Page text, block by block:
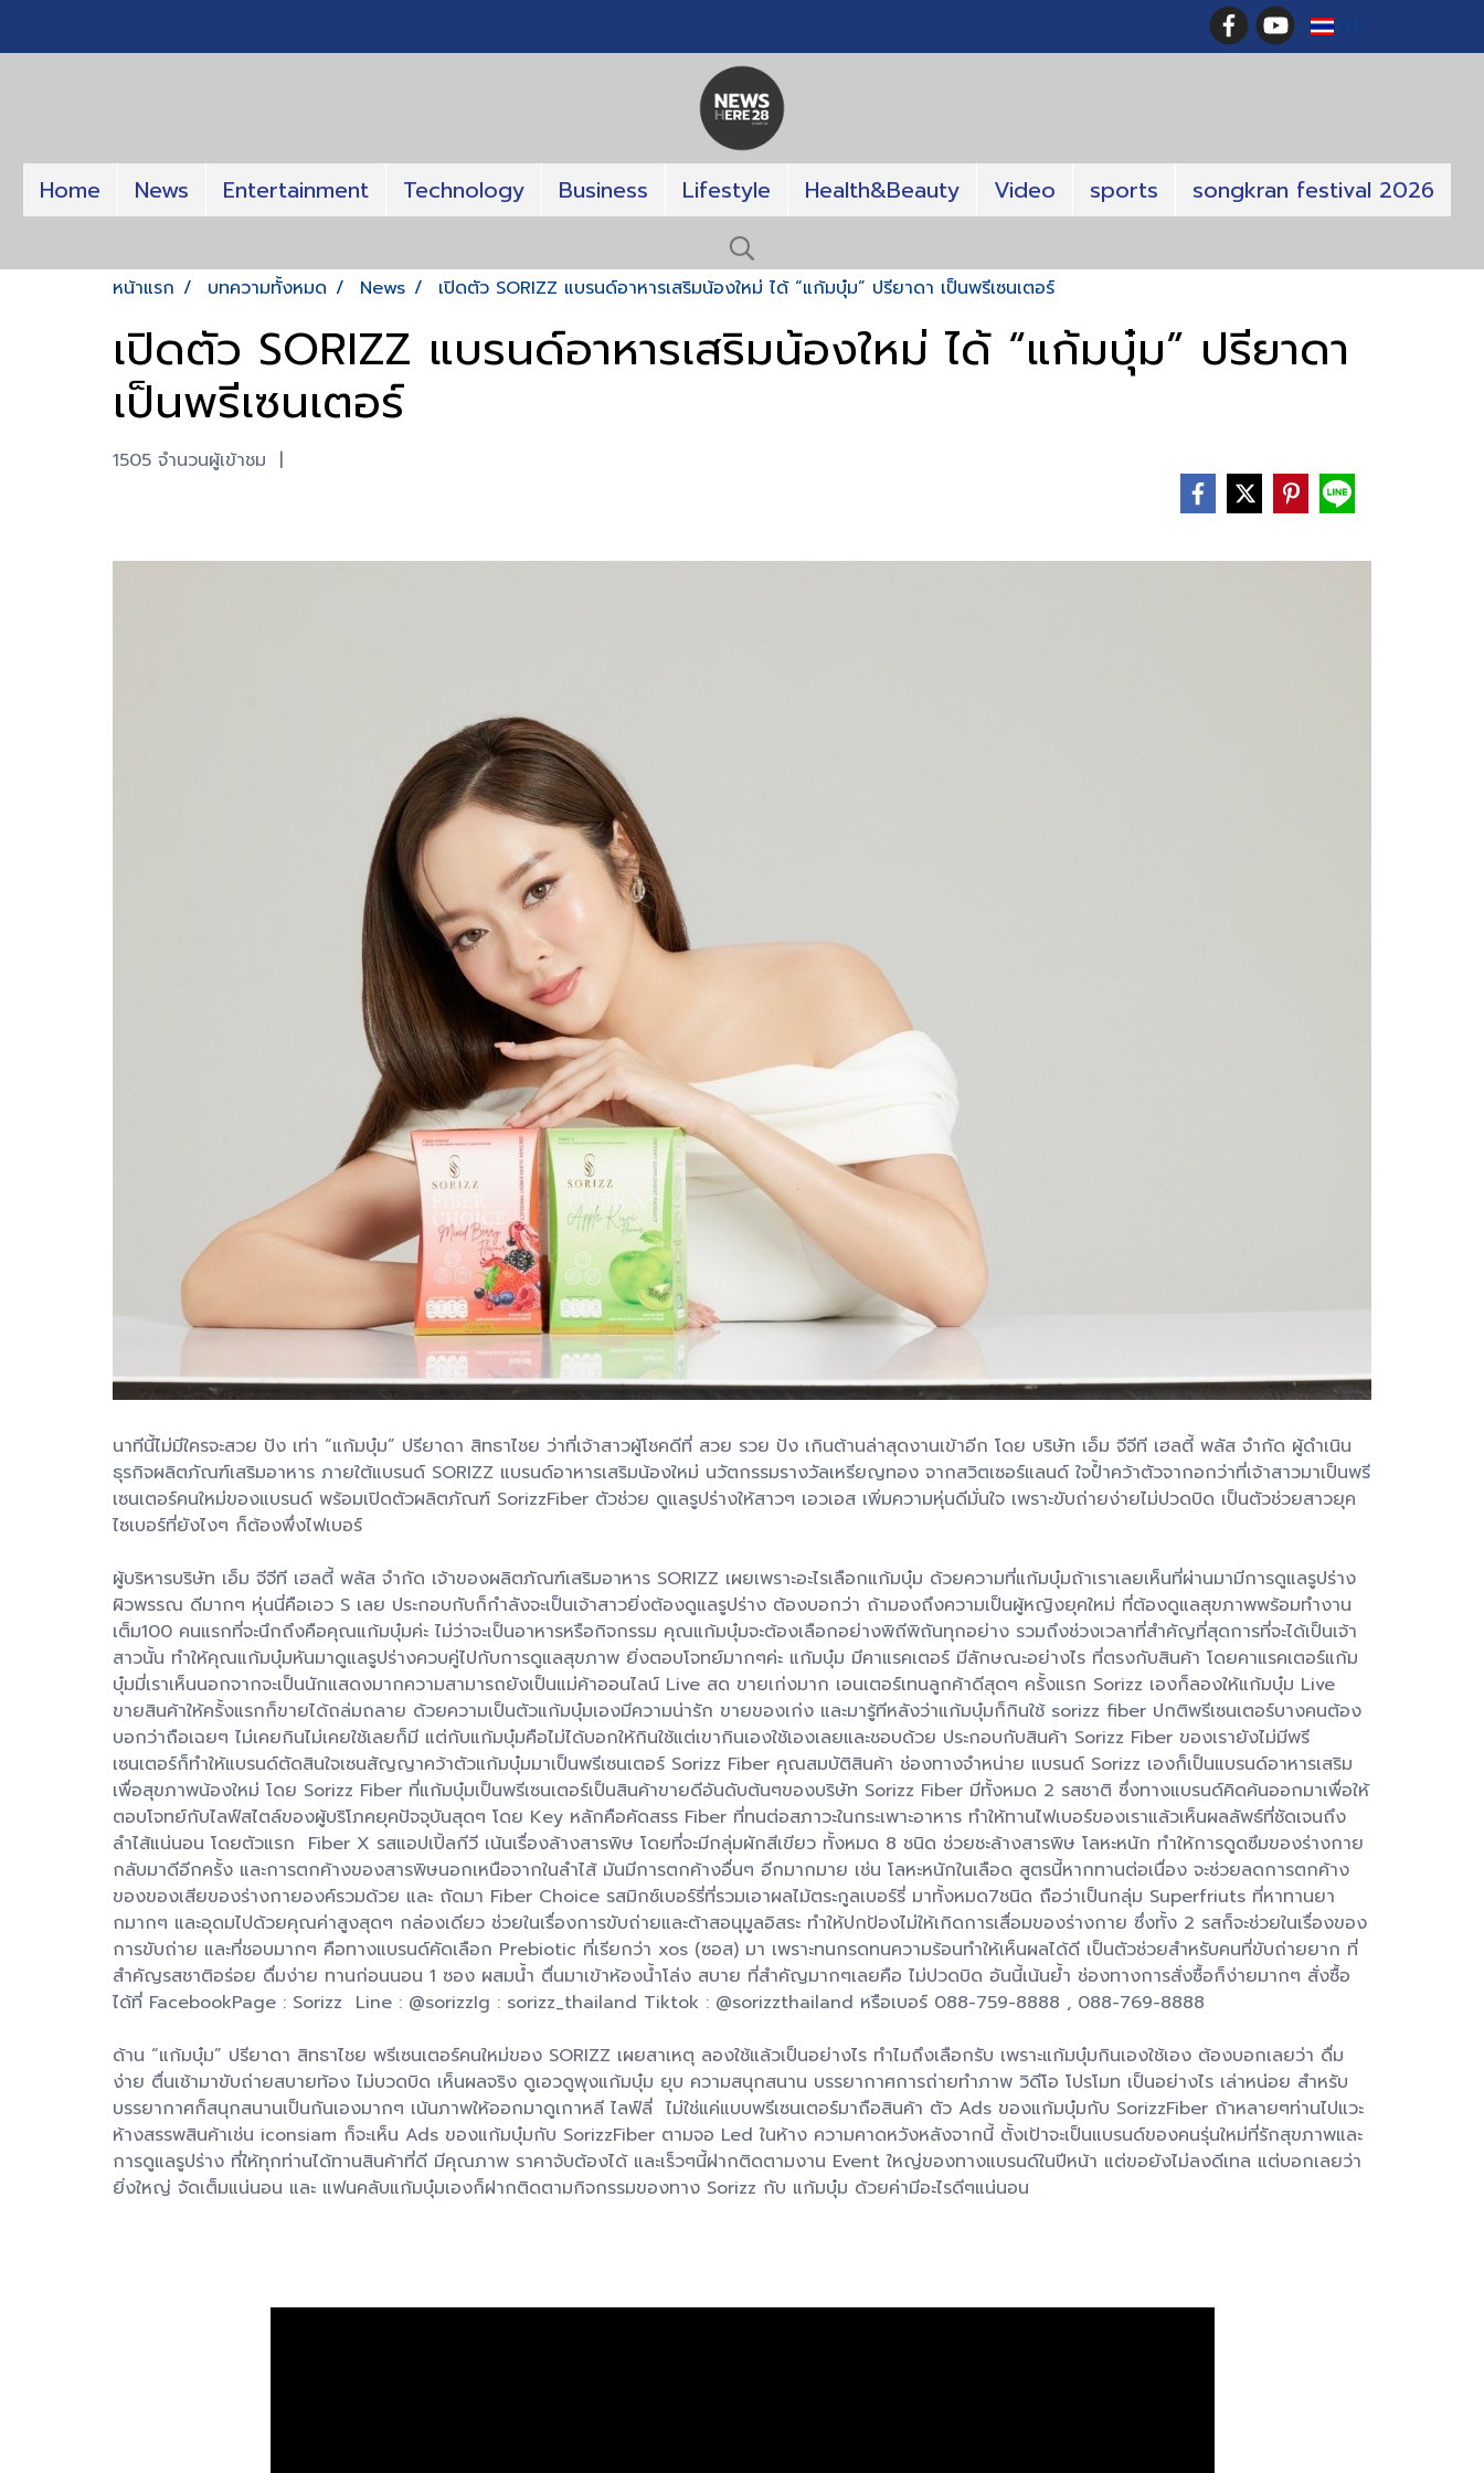
TH
Home News Entertainment Technology Business Lifestyle Health&Beauty Video sports songkran festival 2026
หน้าแรก บทความทั้งหมด News เปิดตัว SORIZZ แบรนด์อาหารเสริมน้องใหม่ ได้ “แก้มบุ๋ม” ปรียาดา เป็นพรีเซนเตอร์
เปิดตัว SORIZZ แบรนด์อาหารเสริมน้องใหม่ ได้ “แก้มบุ๋ม” ปรียาดา
เป็นพรีเซนเตอร์
1505 จำนวนผู้เข้าชม |
นาทีนี้ไม่มีใครจะสวย ปัง เท่า “แก้มบุ๋ม” ปรียาดา สิทธาไชย ว่าที่เจ้าสาวผู้โชคดีที่ สวย รวย ปัง เกินต้านล่าสุดงานเข้าอีก โดย บริษัท เอ็ม จีจีที เฮลตี้ พลัส จำกัด ผู้ดำเนิน
ธุรกิจผลิตภัณฑ์เสริมอาหาร ภายใต้แบรนด์ SORIZZ แบรนด์อาหารเสริมน้องใหม่ นวัตกรรมรางวัลเหรียญทอง จากสวิตเซอร์แลนด์ ใจป้ำคว้าตัวจากอกว่าที่เจ้าสาวมาเป็นพรี
เซนเตอร์คนใหม่ของแบรนด์ พร้อมเปิดตัวผลิตภัณฑ์ SorizzFiber ตัวช่วย ดูแลรูปร่างให้สาวๆ เอวเอส เพิ่มความหุ่นดีมั่นใจ เพราะขับถ่ายง่ายไม่ปวดบิด เป็นตัวช่วยสาวยุค
ไซเบอร์ที่ยังไงๆ ก็ต้องพึ่งไฟเบอร์
ผู้บริหารบริษัท เอ็ม จีจีที เฮลตี้ พลัส จำกัด เจ้าของผลิตภัณฑ์เสริมอาหาร SORIZZ เผยเพราะอะไรเลือกแก้มบุ๋ม ด้วยความที่แก้มบุ๋มถ้าเราเลยเห็นที่ผ่านมามีการดูแลรูปร่าง
ผิวพรรณ ดีมากๆ หุ่นนี่คือเอว S เลย ประกอบกับก็กำลังจะเป็นเจ้าสาวยิ่งต้องดูแลรูปร่าง ต้องบอกว่า ถ้ามองถึงความเป็นผู้หญิงยุคใหม่ ที่ต้องดูแลสุขภาพพร้อมทำงาน
เต็ม100 คนแรกที่จะนึกถึงคือคุณแก้มบุ๋มค่ะ ไม่ว่าจะเป็นอาหารหรือกิจกรรม คุณแก้มบุ๋มจะต้องเลือกอย่างพิถีพิถันทุกอย่าง รวมถึงช่วงเวลาที่สำคัญที่สุดการที่จะได้เป็นเจ้า
สาวนั้น ทำให้คุณแก้มบุ๋มหันมาดูแลรูปร่างควบคู่ไปกับการดูแลสุขภาพ ยิ่งตอบโจทย์มากๆค่ะ แก้มบุ๋ม มีคาแรคเตอร์ มีลักษณะอย่างไร ที่ตรงกับสินค้า โดยคาแรคเตอร์แก้ม
บุ๋มมี่เราเห็นนอกจากจะเป็นนักแสดงมากความสามารถยังเป็นแม่ค้าออนไลน์ Live สด ขายเก่งมาก เอนเตอร์เทนลูกค้าดีสุดๆ ครั้งแรก Sorizz เองก็ลองให้แก้มบุ๋ม Live
ขายสินค้าให้ครั้งแรกก็ขายได้ถล่มถลาย ด้วยความเป็นตัวแก้มบุ๋มเองมีความน่ารัก ขายของเก่ง และมารู้ทีหลังว่าแก้มบุ๋มก็กินใช้ sorizz fiber ปกติพรีเซนเตอร์บางคนต้อง
บอกว่าถือเฉยๆ ไม่เคยกินไม่เคยใช้เลยก็มี แต่กับแก้มบุ๋มคือไม่ได้บอกให้กินใช้แต่เขากินเองใช้เองเลยและชอบด้วย ประกอบกับสินค้า Sorizz Fiber ของเรายังไม่มีพรี
เซนเตอร์ก็ทำให้แบรนด์ตัดสินใจเซนสัญญาคว้าตัวแก้มบุ๋มมาเป็นพรีเซนเตอร์ Sorizz Fiber คุณสมบัติสินค้า ช่องทางจำหน่าย แบรนด์ Sorizz เองก็เป็นแบรนด์อาหารเสริม
เพื่อสุขภาพน้องใหม่ โดย Sorizz Fiber ที่แก้มบุ๋มเป็นพรีเซนเตอร์เป็นสินค้าขายดีอันดับต้นๆของบริษัท Sorizz Fiber มีทั้งหมด 2 รสชาติ ซึ่งทางแบรนด์คิดค้นออกมาเพื่อให้
ตอบโจทย์กับไลฟ์สไตล์ของผู้บริโภคยุคปัจจุบันสุดๆ โดย Key หลักคือคัดสรร Fiber ที่ทนต่อสภาวะในกระเพาะอาหาร ทำให้ทานไฟเบอร์ของเราแล้วเห็นผลลัพธ์ที่ชัดเจนถึง
ลำไส้แน่นอน โดยตัวแรก Fiber X รสแอปเปิ้ลกีวี เน้นเรื่องล้างสารพิษ โดยที่จะมีกลุ่มผักสีเขียว ทั้งหมด 8 ชนิด ช่วยชะล้างสารพิษ โลหะหนัก ทำให้การดูดซึมของร่างกาย
กลับมาดีอีกครั้ง และการตกค้างของสารพิษนอกเหนือจากในลำไส้ มันมีการตกค้างอื่นๆ อีกมากมาย เช่น โลหะหนักในเลือด สูตรนี้หากทานต่อเนื่อง จะช่วยลดการตกค้าง
ของของเสียของร่างกายองค์รวมด้วย และ ถัดมา Fiber Choice รสมิกซ์เบอร์รี่ที่รวมเอาผลไม้ตระกูลเบอร์รี่ มาทั้งหมด7ชนิด ถือว่าเป็นกลุ่ม Superfriuts ที่หาทานยา
กมากๆ และอุดมไปด้วยคุณค่าสูงสุดๆ กล่องเดียว ช่วยในเรื่องการขับถ่ายและต้าสอนุมูลอิสระ ทำให้ปกป้องไม่ให้เกิดการเสื่อมของร่างกาย ซึ่งทั้ง 2 รสก็จะช่วยในเรื่องของ
การขับถ่าย และที่ชอบมากๆ คือทางแบรนด์คัดเลือก Prebiotic ที่เรียกว่า xos (ซอส) มา เพราะทนกรดทนความร้อนทำให้เห็นผลได้ดี เป็นตัวช่วยสำหรับคนที่ขับถ่ายยาก ที่
สำคัญรสชาติอร่อย ดื่มง่าย ทานก่อนนอน 1 ซอง ผสมน้ำ ตื่นมาเข้าห้องน้ำโล่ง สบาย ที่สำคัญมากๆเลยคือ ไม่ปวดบิด อันนี้เน้นย้ำ ช่องทางการสั่งซื้อก็ง่ายมากๆ สั่งซื้อ
ได้ที่ FacebookPage : Sorizz Line : @sorizzIg : sorizz_thailand Tiktok : @sorizzthailand หรือเบอร์ 088-759-8888 , 088-769-8888
ด้าน “แก้มบุ๋ม” ปรียาดา สิทธาไชย พรีเซนเตอร์คนใหม่ของ SORIZZ เผยสาเหตุ ลองใช้แล้วเป็นอย่างไร ทำไมถึงเลือกรับ เพราะแก้มบุ๋มกินเองใช้เอง ต้องบอกเลยว่า ดื่ม
ง่าย ตื่นเช้ามาขับถ่ายสบายท้อง ไม่บวดบิด เห็นผลจริง ดูเอวดูพุงแก้มบุ๋ม ยุบ ความสนุกสนาน บรรยากาศการถ่ายทำภาพ วิดีโอ โปรโมท เป็นอย่างไร เล่าหน่อย สำหรับ
บรรยากาศก็สนุกสนานเป็นกันเองมากๆ เน้นภาพให้ออกมาดูเกาหลี ไลฟ์ลี่ ไม่ใช่แค่แบบพรีเซนเตอร์มาถือสินค้า ตัว Ads ของแก้มบุ๋มกับ SorizzFiber ถ้าหลายๆท่านไปแวะ
ห้างสรรพสินค้าเช่น iconsiam ก็จะเห็น Ads ของแก้มบุ๋มกับ SorizzFiber ตามจอ Led ในห้าง ความคาดหวังหลังจากนี้ ตั้งเป้าจะเป็นแบรนด์ของคนรุ่นใหม่ที่รักสุขภาพและ
การดูแลรูปร่าง ที่ให้ทุกท่านได้ทานสินค้าที่ดี มีคุณภาพ ราคาจับต้องได้ และเร็วๆนี้ฝากติดตามงาน Event ใหญ่ของทางแบรนด์ในปีหน้า แต่ขอยังไม่ลงดีเทล แต่บอกเลยว่า
ยิ่งใหญ่ จัดเต็มแน่นอน และ แฟนคลับแก้มบุ๋มเองก็ฝากติดตามกิจกรรมของทาง Sorizz กับ แก้มบุ๋ม ด้วยค่ามีอะไรดีๆแน่นอน